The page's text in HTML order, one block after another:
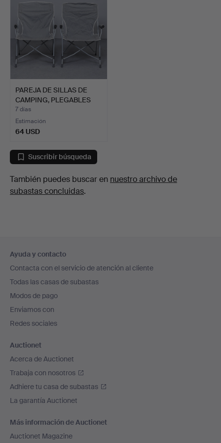
PAREJA DE SILLAS DE
CAMPING, PLEGABLES
CON…
7 días
Estimación
64 USD
Suscribir búsqueda
También puedes buscar en nuestro archivo de
subastas concluidas.
en
el
pie
de
página
Ayuda y contacto
Contacta con el servicio de atención al cliente
Todas las casas de subastas
Modos de pago
Enviamos con
Redes sociales
Auctionet
Acerca de Auctionet
Trabaja con nosotros
Adhiere tu casa de subastas
La garantía Auctionet
Más información de Auctionet
Auctionet Magazine